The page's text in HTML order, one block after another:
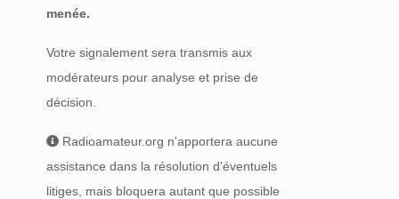
menée.
Votre signalement sera transmis aux
modérateurs pour analyse et prise de
décision.
Radioamateur.org n'apportera aucune
assistance dans la résolution d'éventuels
litiges, mais bloquera autant que possible